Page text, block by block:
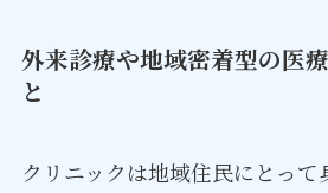
外来診療や地域密着型の医
と
クリニックは地域住民にとって